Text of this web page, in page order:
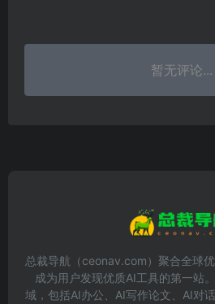
暂无评论...
总裁导航（ceonav.com）聚合全球
成为用户发现优质AI工具的第一站
域，包括AI办公、AI写作论文、AI对